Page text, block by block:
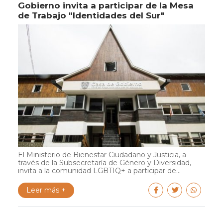
Gobierno invita a participar de la Mesa
de Trabajo "Identidades del Sur"
El Ministerio de Bienestar Ciudadano y Justicia, a
través de la Subsecretaría de Género y Diversidad,
invita a la comunidad LGBTIQ+ a participar de...
Leer más +